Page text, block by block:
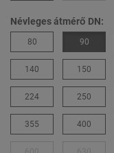
Névleges átmérő DN:
80 90
140 150
224 250
355 400